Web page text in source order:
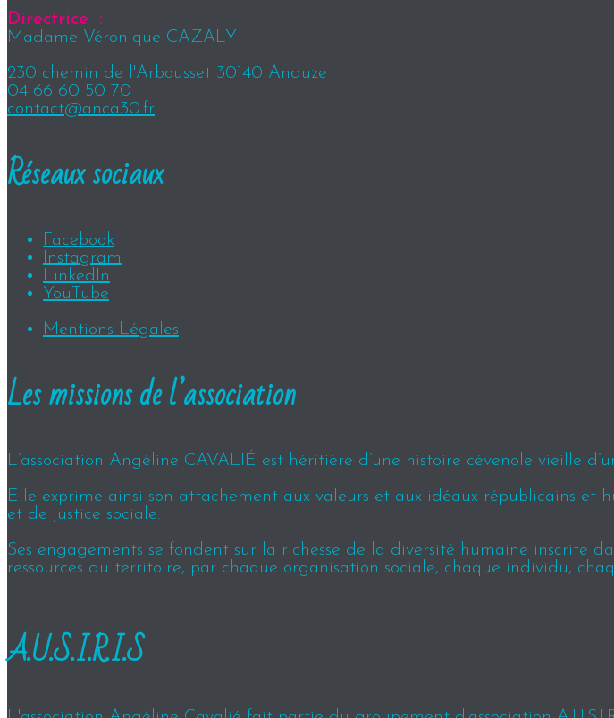
Directrice :
Madame Véronique CAZALY
230 chemin de l'Arbousset 30140 Anduze
04 66 60 50 70
contact@anca30.fr
Réseaux sociaux
Facebook
Instagram
LinkedIn
YouTube
Mentions Légales
Les missions de l’association
L’association Angéline CAVALIÉ est héritière d’une histoire cévenole vieille
Elle exprime ainsi son attachement aux valeurs et aux idéaux républicains et
et de justice sociale.
Ses engagements se fondent sur la richesse de la diversité humaine inscrite
ressources du territoire, par chaque organisation sociale, chaque individu,
A.U.S.I.R.I.S